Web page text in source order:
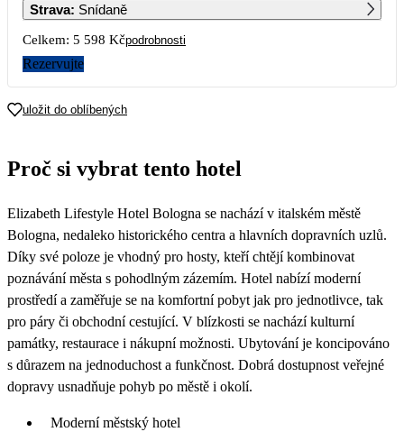
2
3 059
3
2 799
4
2 799
5 6 7 8
4 769 2 799
16 17
23
2 799
24 25 26
30
2 799
Strava: Snídaně
Celkem: 5 598 Kčpodrobnosti
Rezervujte
uložit do oblíbených
Proč si vybrat tento hotel
Elizabeth Lifestyle Hotel Bologna se nachází v italském městě
Bologna, nedaleko historického centra a hlavních dopravních uzlů.
Díky své poloze je vhodný pro hosty, kteří chtějí kombinovat
poznávání města s pohodlným zázemím. Hotel nabízí moderní
prostředí a zaměřuje se na komfortní pobyt jak pro jednotlivce, tak
pro páry či obchodní cestující. V blízkosti se nachází kulturní
památky, restaurace i nákupní možnosti. Ubytování je koncipováno
s důrazem na jednoduchost a funkčnost. Dobrá dostupnost veřejné
dopravy usnadňuje pohyb po městě i okolí.
Moderní městský hotel